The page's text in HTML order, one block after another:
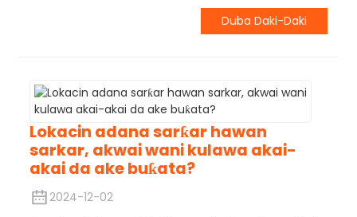
Duba Daki-Daki
Lokacin adana sarƙar hawan
sarkar, akwai wani kulawa akai-
akai da ake buƙata?
2024-12-02